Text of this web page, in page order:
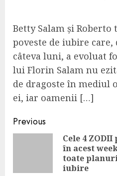
Betty Salam și
poveste de iubire care,
câteva luni, a evoluat
lui Florin Salam nu
de dragoste în mediul
ei, iar oamenii […]
Continue
Reading
Previous
Cele 4
în acest
toate
iubire